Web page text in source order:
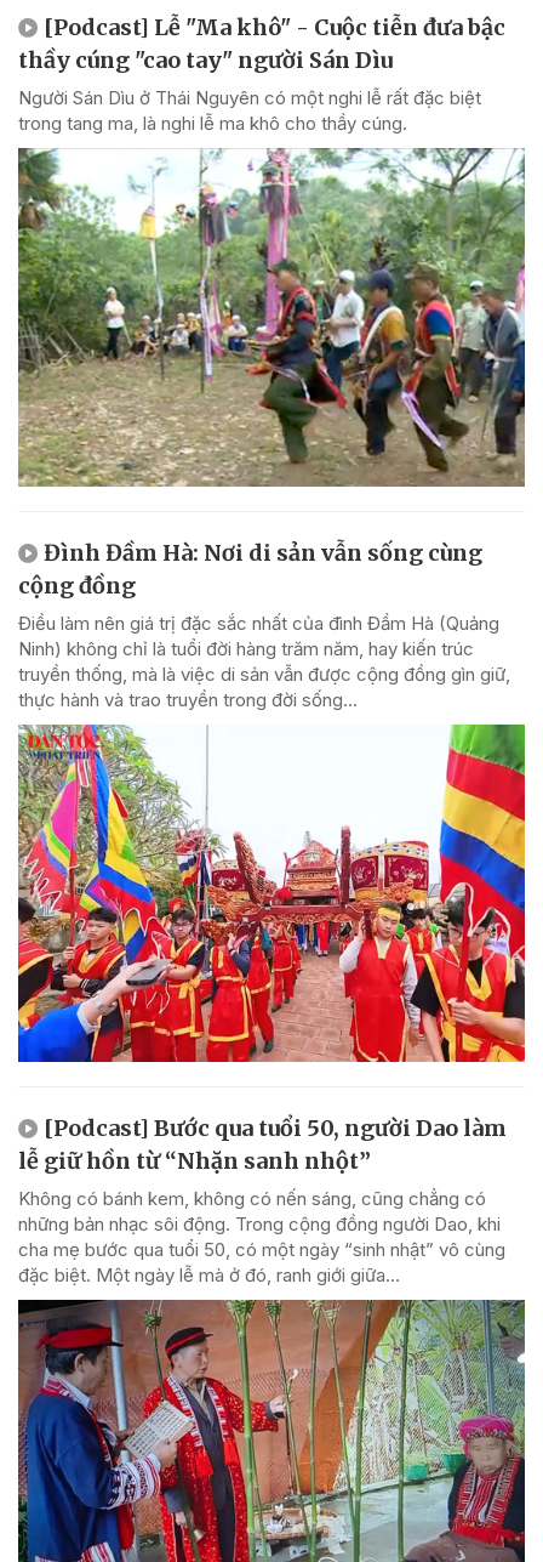
[Podcast] Lễ "Ma khô" - Cuộc tiễn đưa bậc
thầy cúng "cao tay" người Sán Dìu
Người Sán Dìu ở Thái Nguyên có một nghi lễ rất đặc biệt
trong tang ma, là nghi lễ ma khô cho thầy cúng.
Đình Đầm Hà: Nơi di sản vẫn sống cùng
cộng đồng
Điều làm nên giá trị đặc sắc nhất của đình Đầm Hà (Quảng
Ninh) không chỉ là tuổi đời hàng trăm năm, hay kiến trúc
truyền thống, mà là việc di sản vẫn được cộng đồng gìn giữ,
thực hành và trao truyền trong đời sống...
[Podcast] Bước qua tuổi 50, người Dao làm
lễ giữ hồn từ “Nhặn sanh nhột”
Không có bánh kem, không có nến sáng, cũng chẳng có
những bản nhạc sôi động. Trong cộng đồng người Dao, khi
cha mẹ bước qua tuổi 50, có một ngày “sinh nhật” vô cùng
đặc biệt. Một ngày lễ mà ở đó, ranh giới giữa...